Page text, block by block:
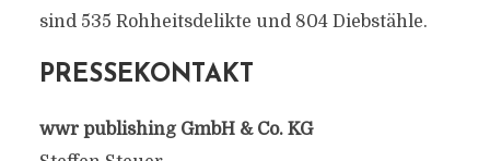
sind 535 Rohheitsdelikte und 804 Diebstähle.
PRESSEKONTAKT
wwr publishing GmbH & Co. KG